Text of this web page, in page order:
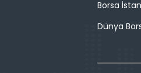
Borsa
Dünya